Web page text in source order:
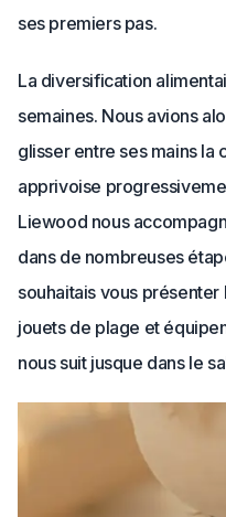
ses premiers pas.
La diversification
semaines. Nous avions
glisser entre ses mains la
apprivoise
Liewood nous
dans de nombreuses
souhaitais vous
jouets de plage et
nous suit jusque dans le